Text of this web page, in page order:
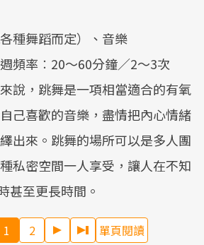
種舞蹈而定）、音樂
頻率︰20～60分鐘／2～3次
說，跳舞是一項相當適合的有氧
己喜歡的音樂，盡情把內心情緒
出來。跳舞的場所可以是多人團
私密空間一人享受，讓人在不知
甚至更長時間。
1 2 單頁閱讀